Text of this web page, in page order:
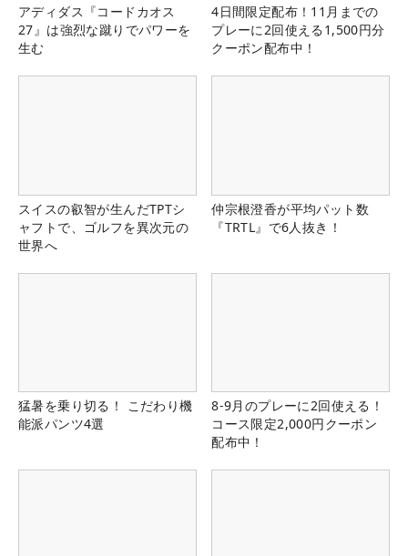
アディダス『コードカオス
27』は強烈な蹴りでパワーを
生む
4日間限定配布！11月までの
プレーに2回使える1,500円分
クーポン配布中！
スイスの叡智が生んだTPTシ
ャフトで、ゴルフを異次元の
世界へ
仲宗根澄香が平均パット数
『TRTL』で6人抜き！
猛暑を乗り切る！ こだわり機
能派パンツ4選
8-9月のプレーに2回使える！
コース限定2,000円クーポン
配布中！